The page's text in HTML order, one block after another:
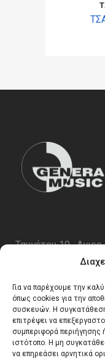
Για να παρέχουμε την
όπως cookies για την
συσκευών. Η
επιτρέψει να
συμπεριφορά περιήγησης
ιστότοπο. Η μη
να επηρεάσει αρνητικά
Ταυγέτου 19 ,
email:
Ωρες Λειτουργίας:
Δευτέρα –